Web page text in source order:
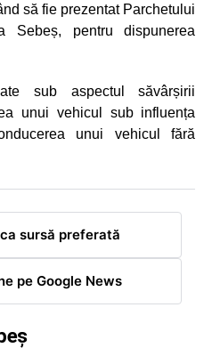
să fie prezentat Parchetului
Sebeș, pentru dispunerea
sub aspectul săvârșirii
unui vehicul sub influența
unui vehicul fără
sursă preferată
pe Google News